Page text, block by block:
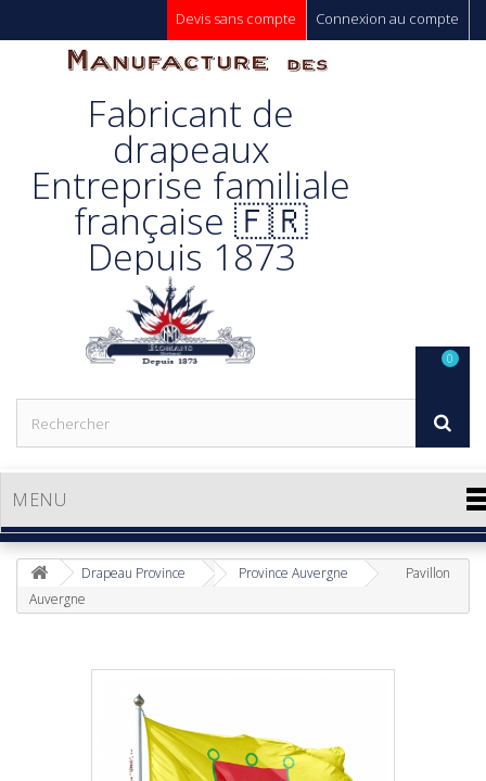
Connexion au compte
Devis sans compte
Manufacture
Des
Drapeaux
Unic s.a.
Fabricant de
drapeaux
Entreprise familiale
française 🇫🇷
Depuis 1873
MENU
0
Drapeau Province Province Auvergne
Pavillon
Auvergne